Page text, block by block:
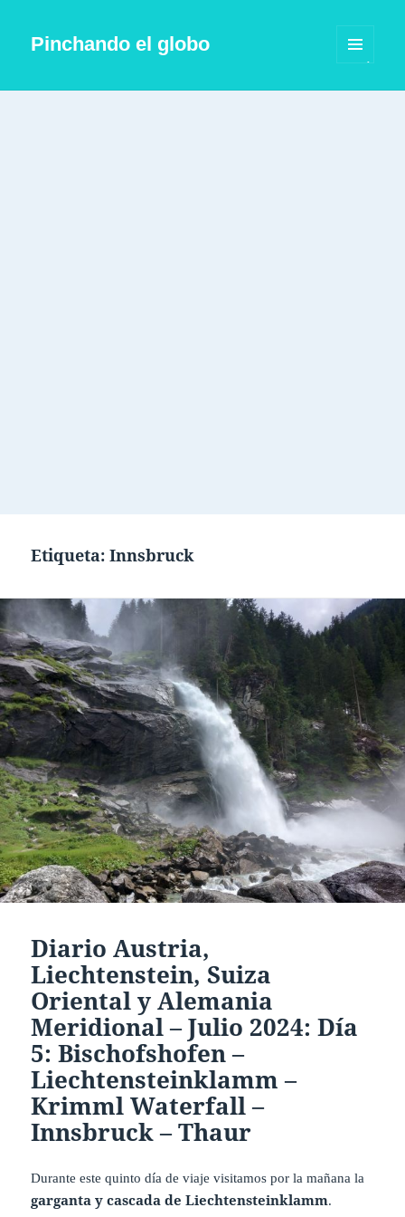
Pinchando el globo
WIDGETS
Etiqueta:Innsbruck
Diario Austria,
Liechtenstein, Suiza
Oriental y Alemania
Meridional – Julio 2024: Día
5: Bischofshofen –
Liechtensteinklamm –
Krimml Waterfall –
Innsbruck – Thaur
Durante este quinto día de viaje visitamos por la mañana la
garganta y cascada de Liechtensteinklamm.